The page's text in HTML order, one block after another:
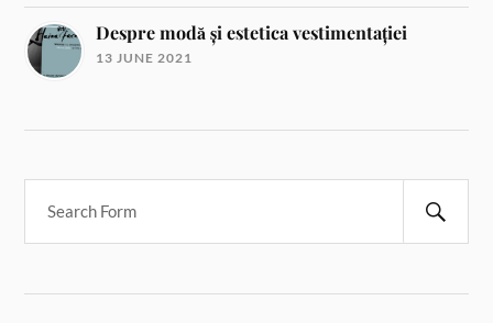
Despre modă și estetica vestimentației
13 JUNE 2021